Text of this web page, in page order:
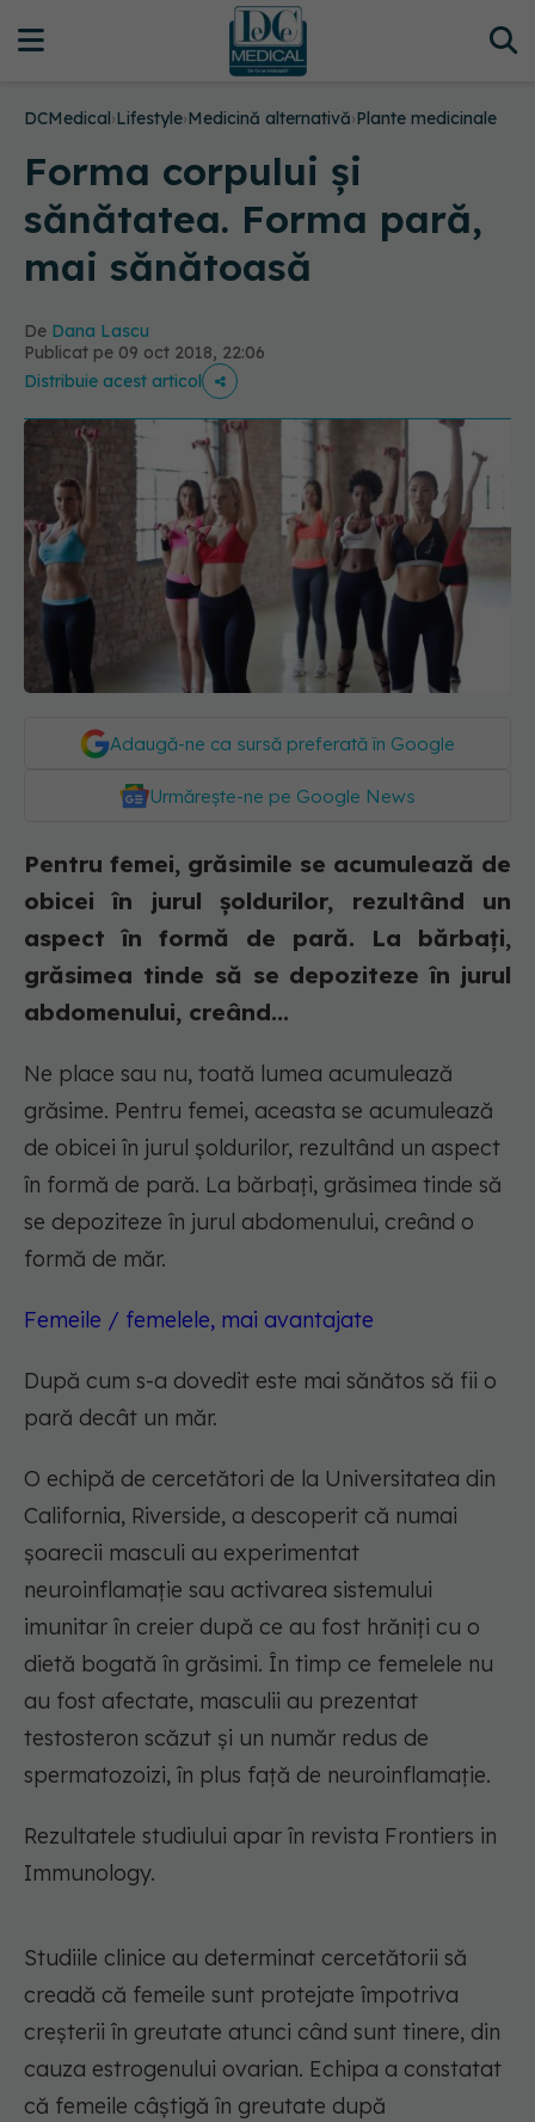
DCMedical›Lifestyle›Medicină alternativă›Plante medicinale
Forma corpului și
sănătatea. Forma pară,
mai sănătoasă
De Dana Lascu
Publicat pe 09 oct 2018, 22:06
Distribuie acest articol
Adaugă-ne ca sursă preferată în Google
Urmărește-ne pe Google News
Pentru femei, grăsimile se acumulează de
obicei în jurul șoldurilor, rezultând un
aspect în formă de pară. La bărbați,
grăsimea tinde să se depoziteze în jurul
abdomenului, creând...
Ne place sau nu, toată lumea acumulează
grăsime. Pentru femei, aceasta se acumulează
de obicei în jurul șoldurilor, rezultând un aspect
în formă de pară. La bărbați, grăsimea tinde să
se depoziteze în jurul abdomenului, creând o
formă de măr.
Femeile / femelele, mai avantajate
După cum s-a dovedit este mai sănătos să fii o
pară decât un măr.
O echipă de cercetători de la Universitatea din
California, Riverside, a descoperit că numai
șoarecii masculi au experimentat
neuroinflamație sau activarea sistemului
imunitar în creier după ce au fost hrăniți cu o
dietă bogată în grăsimi. În timp ce femelele nu
au fost afectate, masculii au prezentat
testosteron scăzut și un număr redus de
spermatozoizi, în plus față de neuroinflamație.
Rezultatele studiului apar în revista Frontiers in
Immunology.
Studiile clinice au determinat cercetătorii să
creadă că femeile sunt protejate împotriva
creșterii în greutate atunci când sunt tinere, din
cauza estrogenului ovarian. Echipa a constatat
că femeile câștigă în greutate după